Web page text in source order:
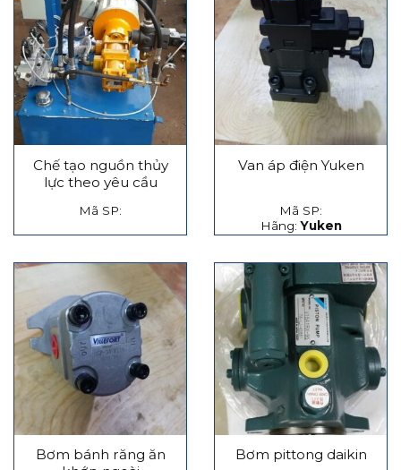
Chế tạo nguồn thủy
lực theo yêu cầu
Mã SP:
Van áp điện Yuken
Mã SP:
Hãng:Yuken
Bơm bánh răng ăn
Bơm pittong daikin